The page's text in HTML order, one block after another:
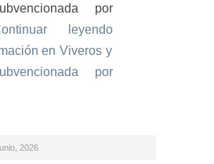
por
leyendo
en Viveros y
por
2026